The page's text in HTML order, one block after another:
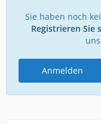
Sie haben noch
Registrieren Sie
Anmelden